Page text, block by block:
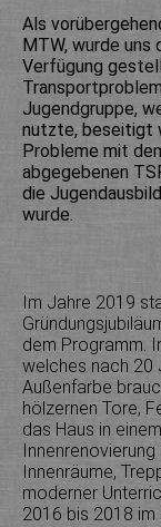
Als
MTW, wurde
Verfügung
Jugendgruppe,
nutzte, beseitigt
Probleme mit
abgegebenen
die
wurde.
Im Jahre 2019
dem Programm.
welches nach 20
Außenfarbe
hölzernen Tore,
das Haus in
Innenräume,
moderner
2016 bis 2018 im